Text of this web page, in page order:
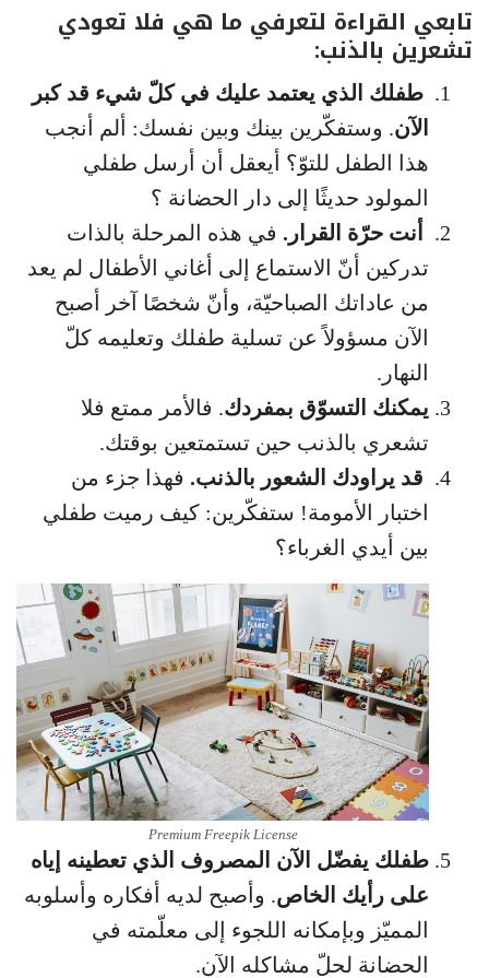
تابعي القراءة لتعرفي ما هي فلا تعودي
تشعرين بالذنب:
طفلك الذي يعتمد عليك في كلّ شيء قد كبر
الآن. وستفكّرين بينك وبين نفسك: ألم أنجب
هذا الطفل للتوّ؟ أيعقل أن أرسل طفلي
المولود حديثًا إلى دار الحضانة ؟
أنت حرّة القرار. في هذه المرحلة بالذات
تدركين أنّ الاستماع إلى أغاني الأطفال لم يعد
من عاداتك الصباحيّة، وأنّ شخصًا آخر أصبح
الآن مسؤولاً عن تسلية طفلك وتعليمه كلّ
النهار.
يمكنك التسوّق بمفردك. فالأمر ممتع فلا
تشعري بالذنب حين تستمتعين بوقتك.
قد يراودك الشعور بالذنب. فهذا جزء من
اختبار الأمومة! ستفكّرين: كيف رميت طفلي
بين أيدي الغرباء؟
Premium Freepik License
طفلك يفضّل الآن المصروف الذي تعطينه إياه
على رأيك الخاص. وأصبح لديه أفكاره وأسلوبه
المميّز وبإمكانه اللجوء إلى معلّمته في
الحضانة لحلّ مشاكله الآن.